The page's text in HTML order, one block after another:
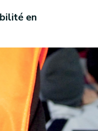
en